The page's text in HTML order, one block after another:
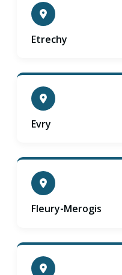
Etrechy
Evry
Fleury-Merogis